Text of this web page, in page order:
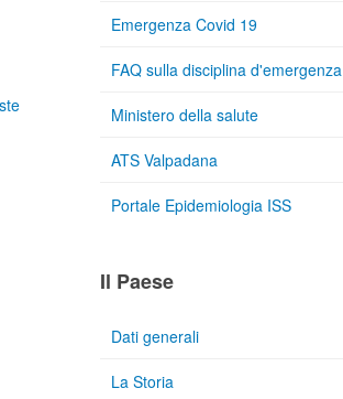
Emergenza Covid 19
FAQ sulla disciplina d'emergenza
Ministero della salute
ATS Valpadana
Portale Epidemiologia ISS
Il Paese
Dati generali
La Storia